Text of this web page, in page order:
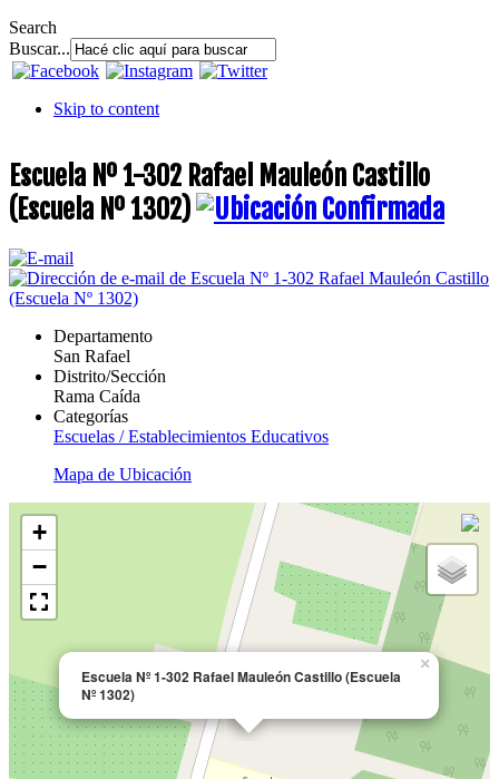
Search
Buscar...
Skip to content
Escuela Nº 1-302 Rafael Mauleón Castillo
(Escuela Nº 1302)
Departamento
San Rafael
Distrito/Sección
Rama Caída
Categorías
Escuelas / Establecimientos Educativos
Mapa de Ubicación
Escuela Nº 1-302 Rafael Mauleón Castillo (Escuela
Nº 1302)
×
+
−